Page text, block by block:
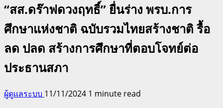
“สส.ดร๊าฟดวงฤทธิ์” ยื่นร่าง พรบ.การ
ศึกษาแห่งชาติ ฉบับรวมไทยสร้างชาติ รื้อ
ลด ปลด สร้างการศึกษาที่ตอบโจทย์ต่อ
ประธานสภา
ผู้ดูแลระบบ 11/11/2024 1 minute read